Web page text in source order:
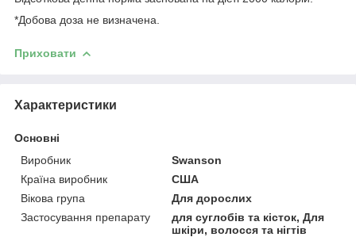
*Добова доза не визначена.
Приховати
Характеристики
Основні
Виробник
Swanson
Країна виробник
США
Вікова група
Для дорослих
Застосування препарату
для суглобів та кісток, Для
шкіри, волосся та нігтів